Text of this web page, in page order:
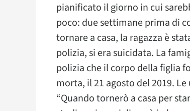
pianificato il giorno in cui
poco: due settimane prima di
tornare a casa, la ragazza è
polizia, si era suicidata. La
polizia che il corpo della figlia
morta, il 21 agosto del 2019.
“Quando tornerò a casa per